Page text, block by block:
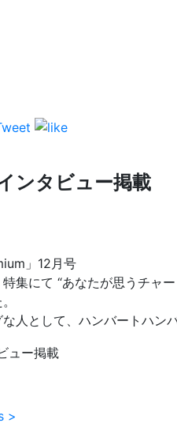
ンタビュー掲載
」12月号
特集にて “あなたが思うチャ
人として、ハンバートハン
>